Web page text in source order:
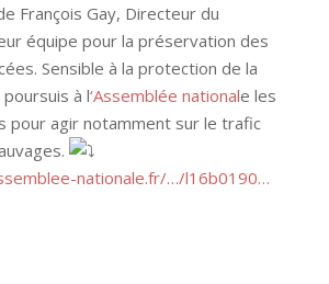
François Gay, Directeur du
équipe pour la préservation des
Sensible à la protection de la
à l‘Assemblée nationale les
pour agir notamment sur le trafic
nationale.fr/…/l16b0190…